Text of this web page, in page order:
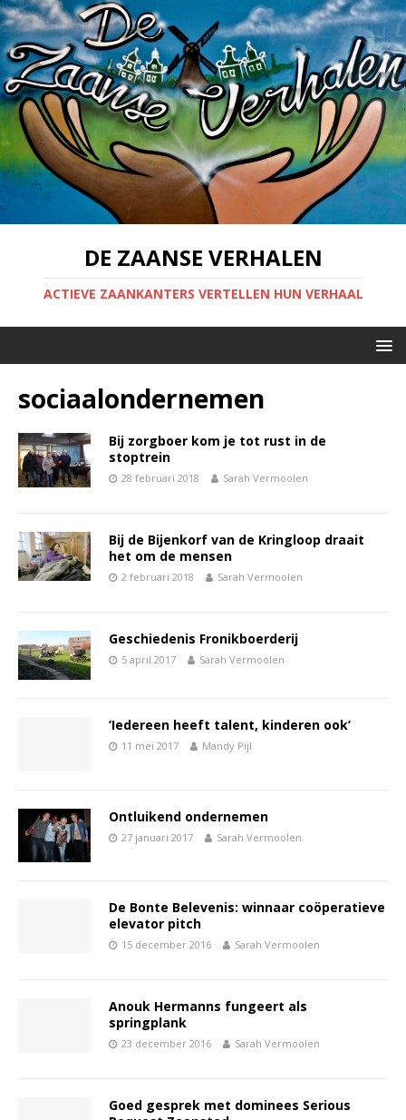
DE ZAANSE VERHALEN
ACTIEVE ZAANKANTERS VERTELLEN HUN VERHAAL
sociaalondernemen
Bij zorgboer kom je tot rust in de
stoptrein
28 februari 2018 Sarah Vermoolen
Bij de Bijenkorf van de Kringloop draait
het om de mensen
2 februari 2018 Sarah Vermoolen
Geschiedenis Fronikboerderij
5 april 2017 Sarah Vermoolen
‘Iedereen heeft talent, kinderen ook’
11 mei 2017 Mandy Pijl
Ontluikend ondernemen
27 januari 2017 Sarah Vermoolen
De Bonte Belevenis: winnaar coöperatieve
elevator pitch
15 december 2016 Sarah Vermoolen
Anouk Hermanns fungeert als
springplank
23 december 2016 Sarah Vermoolen
Goed gesprek met dominees Serious